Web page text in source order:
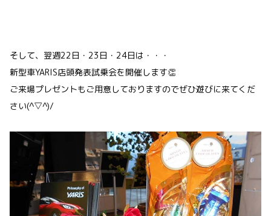
そして、翌週22日・23日・24日は・・・
新型車YARIS店頭発表試乗会を開催します👏
ご来場プレゼントもご用意しておりますのでぜひ遊びに来てくだ
さい(^▽^)/